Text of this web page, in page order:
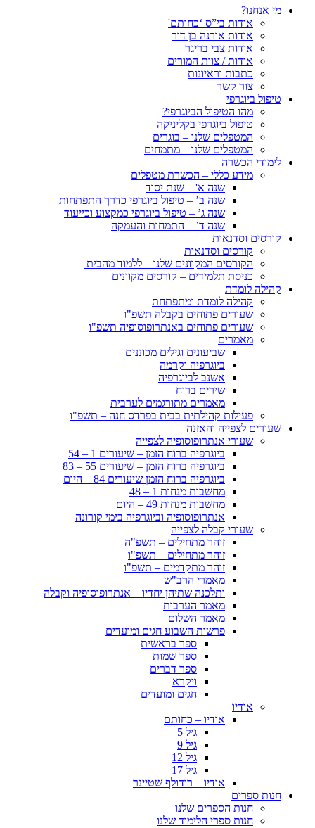
מי אנחנו?
אודות בי”ס ‘כחותם'
אודות אורנה בן דור
אודות צבי בריגר
אודות / צוות המורים
כתבות וראיונות
צור קשר
טיפול ביוגרפי
מהו הטיפול הביוגרפי?
טיפול ביוגרפי בקליניקה
המטפלים שלנו – בוגרים
המטפלים שלנו – מתמחים
לימודי הכשרה
מידע כללי – הכשרת מטפלים
שנה א' – שנת יסוד
שנה ב’ – טיפול ביוגרפי כדרך התפתחות
שנה ג’ – טיפול ביוגרפי כמקצוע וכייעוד
שנה ד’ – התמחות והעמקה
קורסים וסדנאות
קורסים וסדנאות
הקורסים המקוונים שלנו – ללמוד מהבית
כניסת תלמידים – קורסים מקוונים
קהילה לומדת
קהילה לומדת ומתפתחת
שעורים פתוחים בקבלה תשפ"ו
שעורים פתוחים באנתרופוסופיה תשפ"ו
מאמרים
שביעונים וגילים מכוננים
ביוגרפיה וקרמה
אשנב לביוגרפיה
שירים ברוח
מאמרים מתורגמים לערבית
פעילות קהילתית בבית בפרדס חנה – תשפ"ו
שעורים לצפייה והאזנה
שעורי אנתרופוסופיה לצפייה
ביוגרפיה ברוח הזמן – שיעורים 1 – 54
ביוגרפיה ברוח הזמן – שיעורים 55 – 83
ביוגרפיה ברוח הזמן שיעורים 84 – היום
מחשבות מנחות 1 – 48
מחשבות מנחות 49 – היום
אנתרופוסופיה וביוגרפיה בימי קורונה
שעורי קבלה לצפייה
זוהר מתחילים – תשפ"ה
זוהר מתחילים – תשפ"ו
זוהר מתקדמים – תשפ"ו
מאמרי הרב"ש
ותלכנה שתיהן יחדיו – אנתרופוסופיה וקבלה
מאמר הערבות
מאמר השלום
פרשות השבוע חגים ומועדים
ספר בראשית
ספר שמות
ספר דברים
ויקרא
חגים ומועדים
אודיו
אודיו – כחותם
גיל 5
גיל 9
גיל 12
גיל 17
אודיו – רודולף שטיינר
חנות ספרים
חנות הספרים שלנו
חנות ספרי הלימוד שלנו